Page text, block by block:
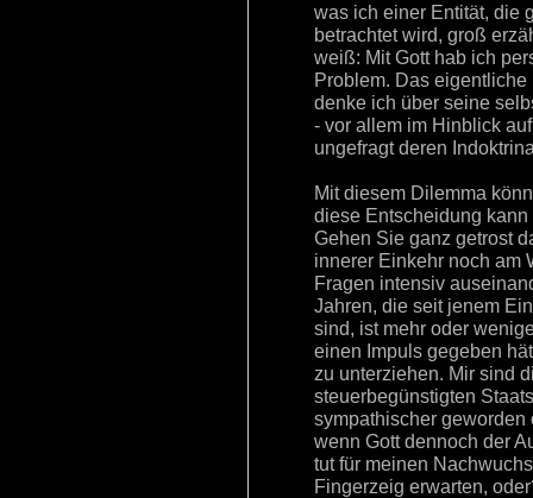
was ich einer Entität, die
betrachtet wird, groß
weiß: Mit Gott hab ich
Problem. Das
denke ich über seine
- vor allem im Hinblick
ungefragt deren
Mit diesem Dilemma
diese Entscheidung
Gehen Sie ganz getrost
innerer Einkehr noch am
Fragen intensiv
Jahren, die seit jenem
sind, ist mehr oder
einen Impuls gegeben
zu unterziehen. Mir sind
steuerbegünstigten
sympathischer
wenn Gott dennoch der
tut für meinen
Fingerzeig erwarten,